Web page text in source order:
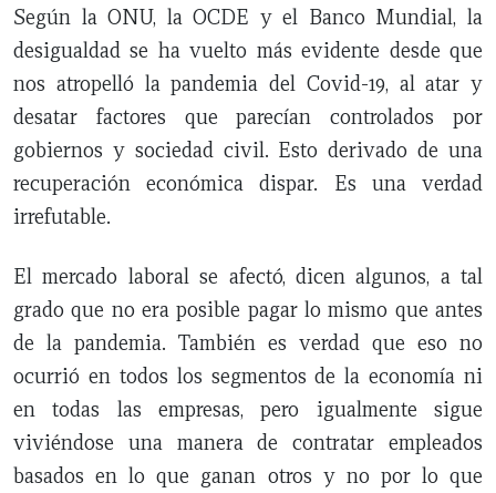
Según la ONU, la OCDE y el Banco Mundial, la
desigualdad se ha vuelto más evidente desde que
nos atropelló la pandemia del Covid-19, al atar y
desatar factores que parecían controlados por
gobiernos y sociedad civil. Esto derivado de una
recuperación económica dispar. Es una verdad
irrefutable.
El mercado laboral se afectó, dicen algunos, a tal
grado que no era posible pagar lo mismo que antes
de la pandemia. También es verdad que eso no
ocurrió en todos los segmentos de la economía ni
en todas las empresas, pero igualmente sigue
viviéndose una manera de contratar empleados
basados en lo que ganan otros y no por lo que